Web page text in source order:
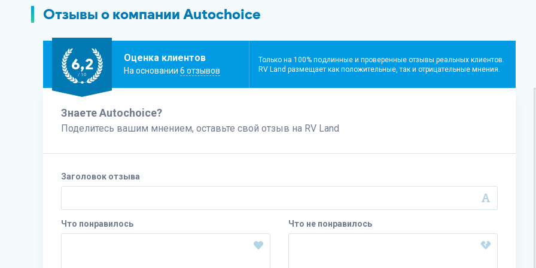
Отзывы о компании Autochoice
6,2
/ 10
Оценка клиентов
На основании 6 отзывов
Только на 100% подлинные и проверенные отзывы реальных клиентов.
RV Land размещает как положительные, так и отрицательные мнения.
Знаете Autochoice?
Поделитесь вашим мнением, оставьте свой отзыв на RV Land
Заголовок отзыва
Что понравилось Что не понравилось